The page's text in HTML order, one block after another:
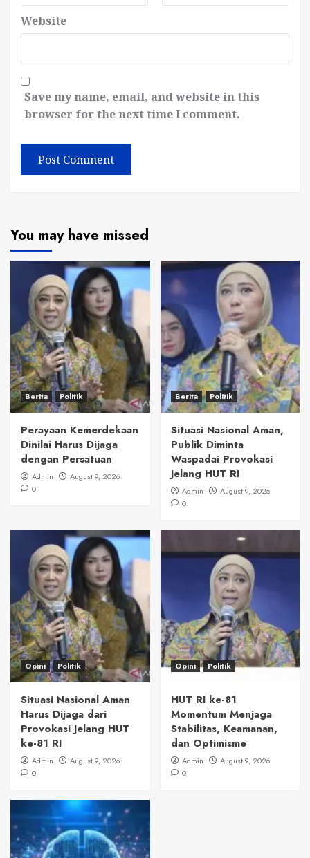
Website
Save my name, email, and website in this
browser for the next time I comment.
You may have missed
Berita Politik
Perayaan Kemerdekaan
Dinilai Harus Dijaga
dengan Persatuan
Admin
August 9, 2026
0
Berita Politik
Situasi Nasional Aman,
Publik Diminta
Waspadai Provokasi
Jelang HUT RI
Admin
August 9, 2026
0
Opini Politik
Situasi Nasional Aman
Harus Dijaga dari
Provokasi Jelang HUT
ke-81 RI
Admin
August 9, 2026
0
Opini Politik
HUT RI ke-81
Momentum Menjaga
Stabilitas, Keamanan,
dan Optimisme
Admin
August 9, 2026
0